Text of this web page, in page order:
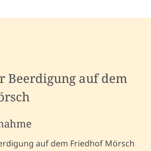
Beerdigung auf dem
auf dem Friedhof Mörsch